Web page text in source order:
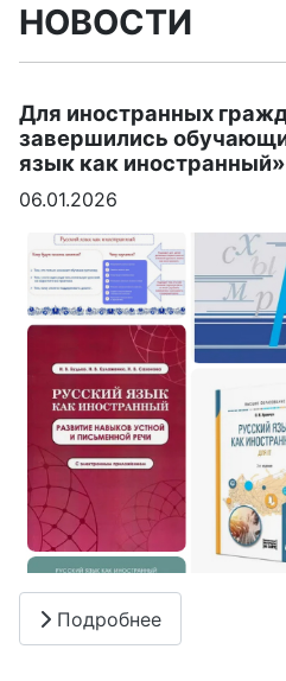
НОВОСТИ
Для иностранных
завершились
язык как иностранный»
06.01.2026
Подробнее